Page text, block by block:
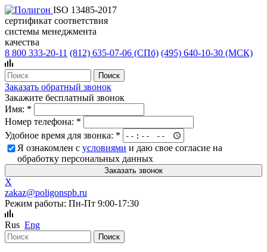
ISO 13485-2017
сертификат соответствия
системы менеджмента
качества
8 800 333-20-11 (812) 635-07-06 (СПб) (495) 640-10-30 (МСК)
Заказать обратный звонок
Закажите бесплатный звонок
Имя: *
Номер телефона: *
Удобное время для звонка: *
Я ознакомлен сусловиями и даю свое согласие на
обработку персональных данных
X
zakaz@poligonspb.ru
Режим работы: Пн-Пт 9:00-17:30
Rus Eng